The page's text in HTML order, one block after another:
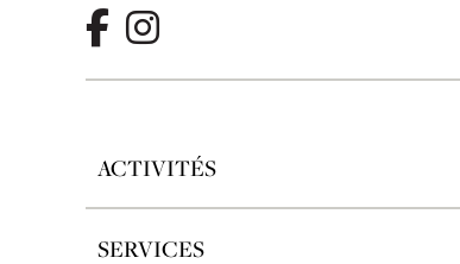
ACTIVITÉS
SERVICES